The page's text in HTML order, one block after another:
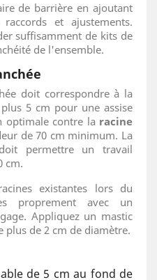
de barrière en ajoutant
et ajustements.
suffisamment de kits de
de l'ensemble.
doit correspondre à la
5 cm pour une assise
optimale contre la racine
de 70 cm minimum. La
permettre un travail
cm.
existantes lors du
proprement avec un
Appliquez un mastic
plus de 2 cm de diamètre.
de 5 cm au fond de